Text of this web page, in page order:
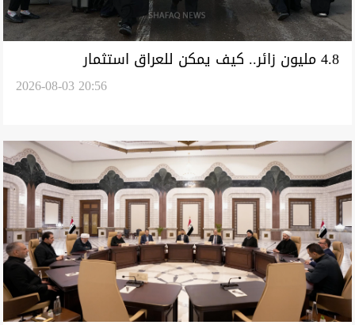
4.8 مليون زائر.. كيف يمكن للعراق استثمار
2026-08-03 20:56